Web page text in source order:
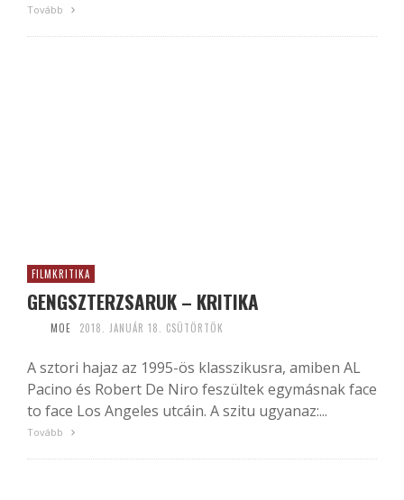
Tovább
FILMKRITIKA
GENGSZTERZSARUK – KRITIKA
MOE 2018. JANUÁR 18. CSÜTÖRTÖK
A sztori hajaz az 1995-ös klasszikusra, amiben AL
Pacino és Robert De Niro feszültek egymásnak face
to face Los Angeles utcáin. A szitu ugyanaz:...
Tovább